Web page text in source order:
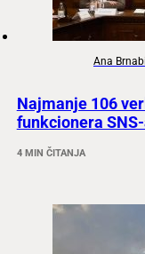
Ana
Najmanje 106
funkcionera
4 MIN ČITANJA